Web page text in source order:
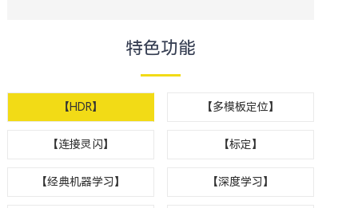
特色功能
【HDR】 【多模板定位】
【连接灵闪】 【标定】
【经典机器学习】 【深度学习】